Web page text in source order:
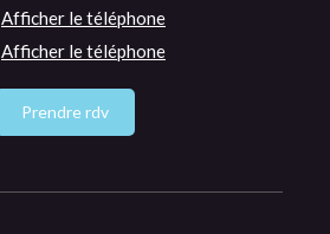
Afficher le téléphone
Afficher le téléphone
Prendre rdv